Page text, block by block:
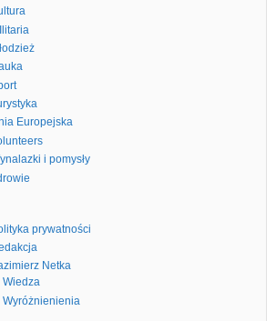
Europejska
i pomysły
prywatności
Netka
Wiedza
Wyróżnienienia